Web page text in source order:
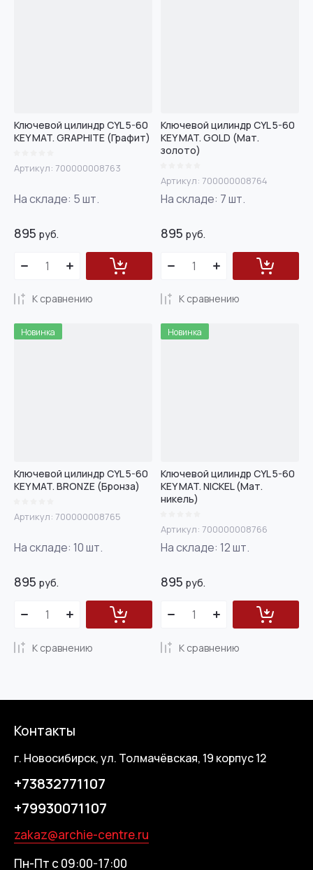
Ключевой цилиндр CYL 5-60
KEY MAT. GRAPHITE (Графит)
Артикул: 700000008763
На складе: 5шт.
895 руб.
К сравнению
Ключевой цилиндр CYL 5-60
KEY MAT. GOLD (Мат.
золото)
Артикул: 700000008764
На складе: 7шт.
895 руб.
К сравнению
Новинка
Ключевой цилиндр CYL 5-60
KEY MAT. BRONZE (Бронза)
Артикул: 700000008765
На складе: 10шт.
895 руб.
К сравнению
Новинка
Ключевой цилиндр CYL 5-60
KEY MAT. NICKEL (Мат.
никель)
Артикул: 700000008766
На складе: 12шт.
895 руб.
К сравнению
Контакты
г. Новосибирск, ул. Толмачёвская, 19 корпус 12
+73832771107
+79930071107
zakaz@archie-centre.ru
Пн-Пт с 09:00-17:00